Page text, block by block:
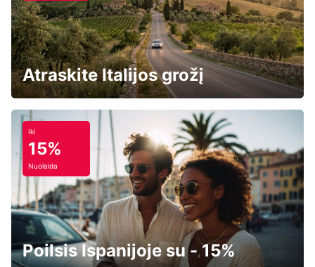
Atraskite Italijos grožį
Iki
15%
Nuolaida
Poilsis Ispanijoje su - 15%